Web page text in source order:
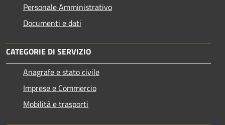
Personale Amministrativo
Documenti e dati
CATEGORIE DI SERVIZIO
Anagrafe e stato civile
Imprese e Commercio
Mobilità e trasporti